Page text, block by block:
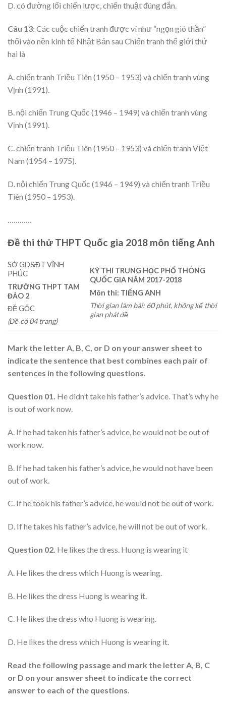
D. có đường lối chiến lược, chiến thuật đúng đắn.
Câu 13: Các cuộc chiến tranh được ví như “ngọn gió thần”
thổi vào nền kinh tế Nhật Bản sau Chiến tranh thế giới thứ
hai là
A. chiến tranh Triều Tiên (1950 – 1953) và chiến tranh vùng
Vịnh (1991).
B. nội chiến Trung Quốc (1946 – 1949) và chiến tranh vùng
Vịnh (1991).
C. chiến tranh Triều Tiên (1950 – 1953) và chiến tranh Việt
Nam (1954 – 1975).
D. nội chiến Trung Quốc (1946 – 1949) và chiến tranh Triều
Tiên (1950 – 1953).
…………
Đề thi thử THPT Quốc gia 2018 môn tiếng Anh
SỞ GD&ĐT VĨNH
PHÚC
TRƯỜNG THPT TAM
ĐẢO 2
ĐỀ GỐC
(Đề có 04 trang)
KỲ THI TRUNG HỌC PHỔ THÔNG
QUỐC GIA NĂM 2017-2018
Môn thi: TIẾNG ANH
Thời gian làm bài: 60 phút, không kể thời
gian phát đề
Mark the letter A, B, C, or D on your answer sheet to
indicate the sentence that best combines each pair of
sentences in the following questions.
Question 01. He didn’t take his father’s advice. That’s why he
is out of work now.
A. If he had taken his father’s advice, he would not be out of
work now.
B. If he had taken his father’s advice, he would not have been
out of work.
C. If he took his father’s advice, he would not be out of work.
D. If he takes his father’s advice, he will not be out of work.
Question 02. He likes the dress. Huong is wearing it
A. He likes the dress which Huong is wearing.
B. He likes the dress Huong is wearing it.
C. He likes the dress who Huong is wearing.
D. He likes the dress which Huong is wearing it.
Read the following passage and mark the letter A, B, C
or D on your answer sheet to indicate the correct
answer to each of the questions.